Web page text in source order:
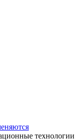
технологии